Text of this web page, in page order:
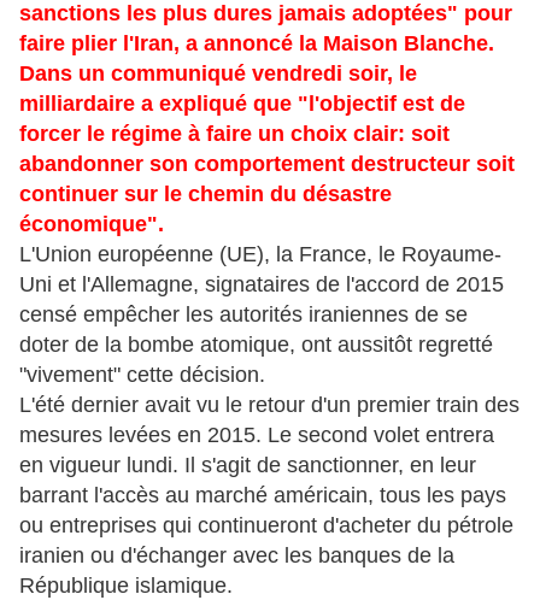
sanctions les plus dures jamais adoptées" pour
faire plier l'Iran, a annoncé la Maison Blanche.
Dans un communiqué vendredi soir, le
milliardaire a expliqué que "l'objectif est de
forcer le régime à faire un choix clair: soit
abandonner son comportement destructeur soit
continuer sur le chemin du désastre
économique".
L'Union européenne (UE), la France, le Royaume-
Uni et l'Allemagne, signataires de l'accord de 2015
censé empêcher les autorités iraniennes de se
doter de la bombe atomique, ont aussitôt regretté
"vivement" cette décision.
L'été dernier avait vu le retour d'un premier train des
mesures levées en 2015. Le second volet entrera
en vigueur lundi. Il s'agit de sanctionner, en leur
barrant l'accès au marché américain, tous les pays
ou entreprises qui continueront d'acheter du pétrole
iranien ou d'échanger avec les banques de la
République islamique.